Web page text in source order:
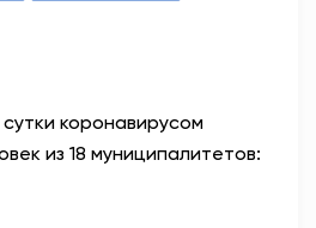
коронавирусом
из 18 муниципалитетов: